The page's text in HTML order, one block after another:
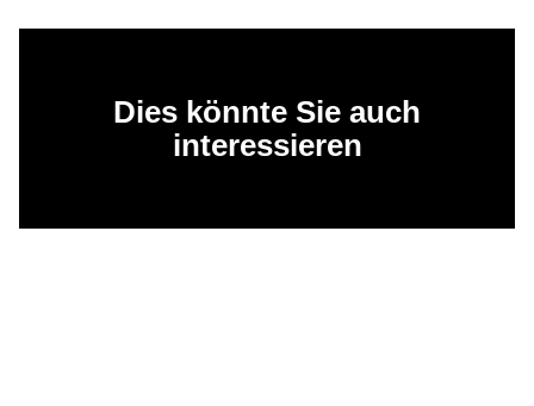
Dies könnte Sie auch
interessieren